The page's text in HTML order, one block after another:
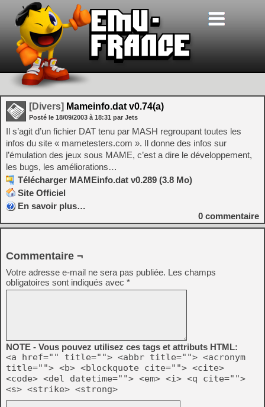
[Divers] Mameinfo.dat v0.74(a)
Posté le 18/09/2003 à 18:31 par Jets
Il s’agit d’un fichier DAT tenu par MASH regroupant toutes les
infos du site « mametesters.com ». Il donne des infos sur
l’émulation des jeux sous MAME, c’est a dire le développement,
les bugs, les améliorations…
Télécharger MAMEinfo.dat v0.289 (3.8 Mo)
Site Officiel
En savoir plus…
0 commentaire
Commentaire ¬
Votre adresse e-mail ne sera pas publiée. Les champs
obligatoires sont indiqués avec *
NOTE - Vous pouvez utilisez ces tags et attributs HTML:
<a href="" title=""> <abbr title=""> <acronym
title=""> <b> <blockquote cite=""> <cite>
<code> <del datetime=""> <em> <i> <q cite="">
<s> <strike> <strong>